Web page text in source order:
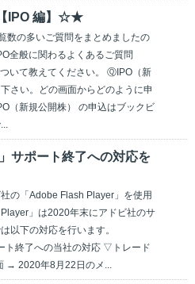
IPO 編】☆★
数の多いご質問をまとめましたの
全般に関わるよくあるご質問
いて教えてください。 ⓆIPO（新
さい。どの画面からどのように申
（新規公開株） の申込はブックビ
サポート終了への対応を
の「Adobe Flash Player」を使用
」は2020年末にアドビ社のサ
以下の対応を行います。
ト終了への当社の対応 ▽トレード
→ 2020年8月22日のメ...